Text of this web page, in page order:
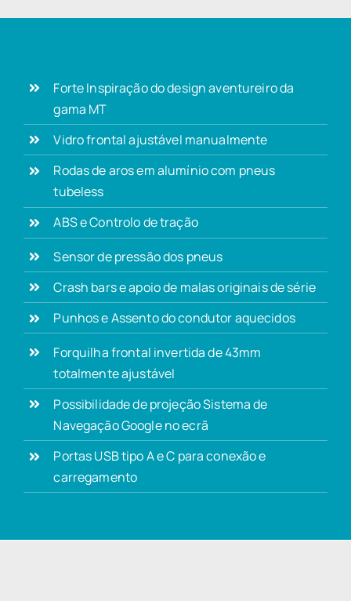
Forte Inspiração do design aventureiro da
gama MT
Vidro frontal ajustável manualmente
Rodas de aros em alumínio com pneus
tubeless
ABS e Controlo de tração
Sensor de pressão dos pneus
Crash bars e apoio de malas originais de série
Punhos e Assento do condutor aquecidos
Forquilha frontal invertida de 43mm
totalmente ajustável
Possibilidade de projeção Sistema de
Navegação Google no ecrã
Portas USB tipo A e C para conexão e
carregamento